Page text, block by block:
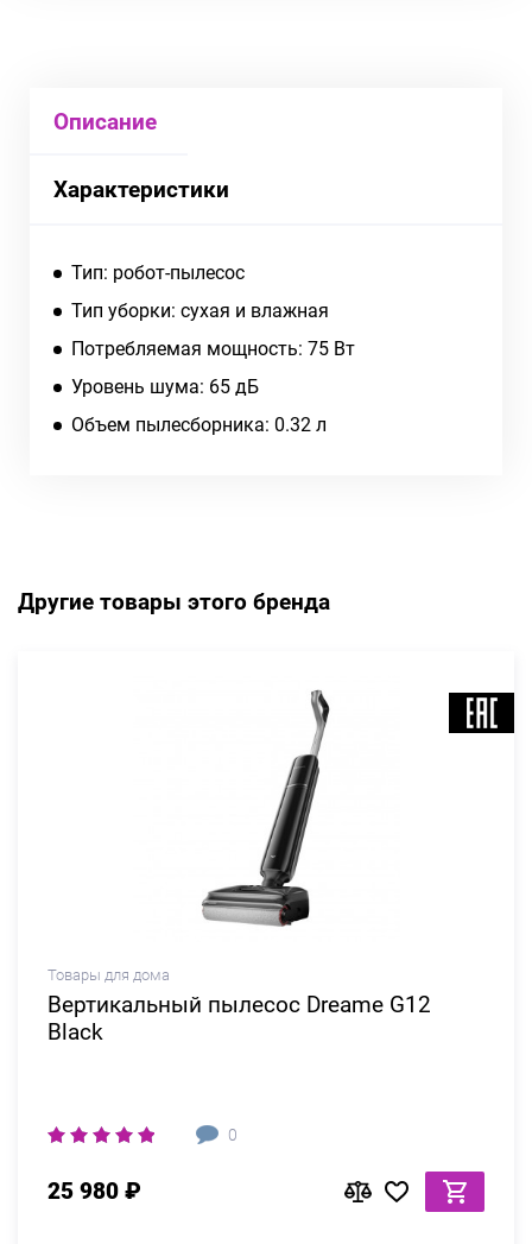
Описание
Характеристики
Тип: робот-пылесос
Тип уборки: сухая и влажная
Потребляемая мощность: 75 Вт
Уровень шума: 65 дБ
Объем пылесборника: 0.32 л
Другие товары этого бренда
Товары для дома
Вертикальный пылесос Dreame G12
Black
0
25 980 ₽